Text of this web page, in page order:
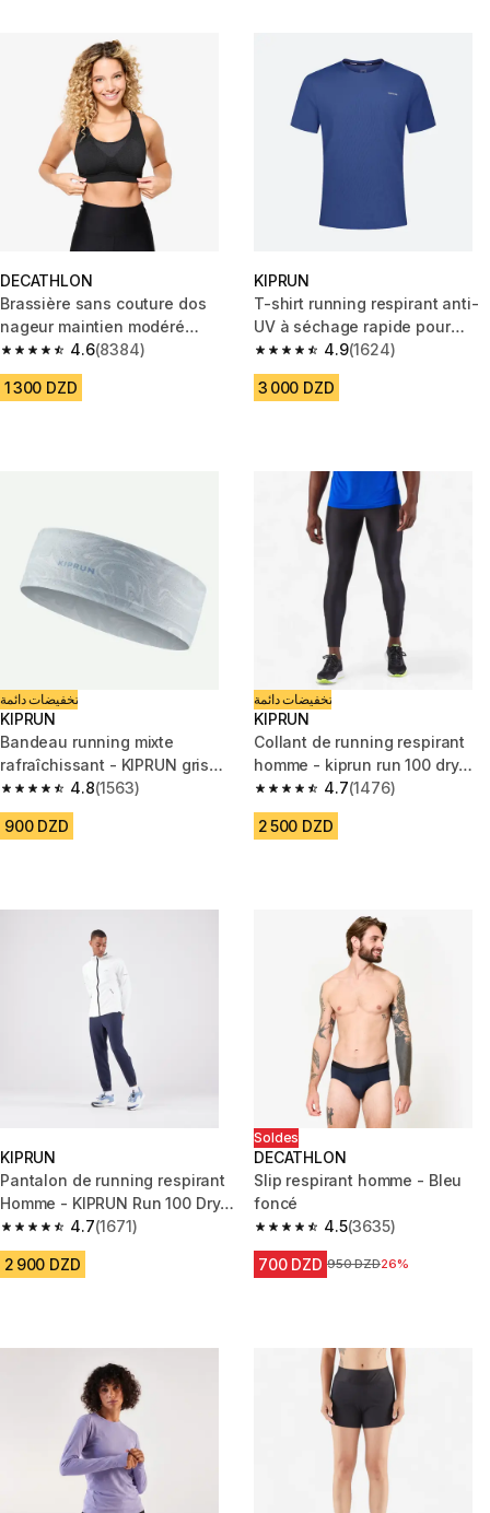
DECATHLON
Brassière sans couture dos
nageur maintien modéré
Femme, Noir
4.6
4.6 out of 5 stars from 8384 reviews
(8384)
1 300 DZD
KIPRUN
T-shirt running respirant anti-
UV à séchage rapide pour
homme - Bleu marine
4.9
4.9 out of 5 stars from 1624
(1624)
3 000 DZD
تخفيضات دائمة
KIPRUN
Bandeau running mixte
rafraîchissant - KIPRUN gris
graphique4.8
4.8 out of 5 stars from 1563 reviews
(1563)
900 DZD
تخفيضات دائمة
KIPRUN
Collant de running respirant
homme - kiprun run 100 dry
noir
4.7
4.7 out of 5 stars from 1476
(1476)
2 500 DZD
KIPRUN
Pantalon de running respirant
Homme - KIPRUN Run 100 Dry
Bleu foncé4.7
4.7 out of 5 stars from 1671 reviews
(1671)
2 900 DZD
Soldes
DECATHLON
Slip respirant homme - Bleu
foncé
4.5
4.5 out of 5 stars from 3635
(3635)
700 DZD Prix avant la réduction
950 DZD26%